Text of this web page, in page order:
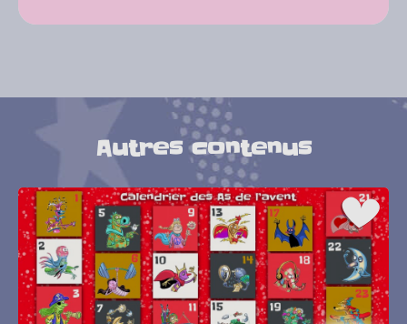
Autres contenus